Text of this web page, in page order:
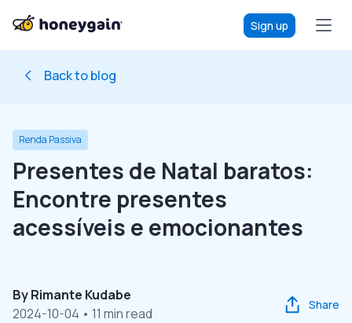
Sign up
Back to blog
Renda Passiva
Presentes de Natal baratos:
Encontre presentes
acessíveis e emocionantes
ByRimante Kudabe
2024-10-04 • 11 min read
Share